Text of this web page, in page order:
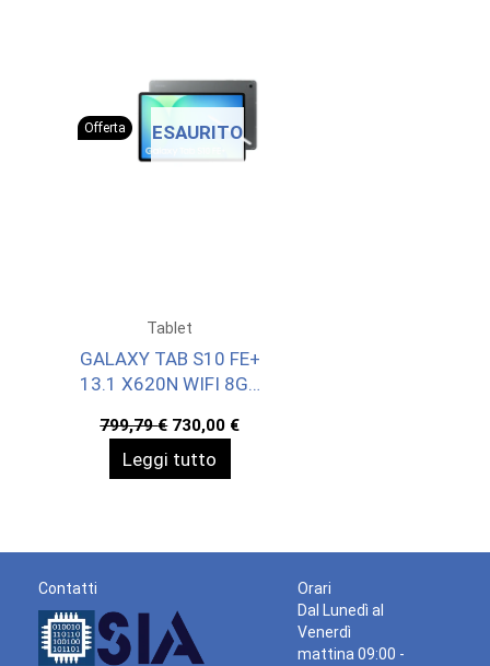
Offerta ESAURITO
Tablet
GALAXY TAB S10 FE+
13.1 X620N WIFI 8GB
799,79€ Il
prezzo
originale
era:
730,00 €Il
Leggi tutto
Contatti
Orari
Dal Lunedì al
Venerdì
mattina 09:00 -